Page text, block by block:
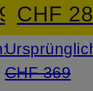
CHF
CHF 369